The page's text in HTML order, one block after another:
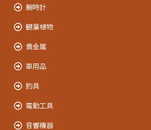
腕時計
観葉植物
貴金属
車用品
釣具
電動工具
音響機器